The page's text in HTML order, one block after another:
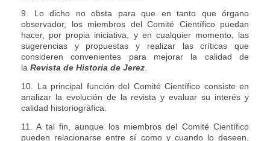
9. Lo dicho no obsta para que en tanto que órgano
observador, los miembros del Comité Científico puedan
hacer, por propia iniciativa, y en cualquier momento, las
sugerencias y propuestas y realizar las críticas que
consideren convenientes para mejorar la calidad de
la Revista de Historia de Jerez
10. La principal función del Comité Científico consiste en
analizar la evolución de la revista y evaluar su interés y
calidad historiográfica.
11. A tal fin, aunque los miembros del Comité Científico
pueden relacionarse entre sí como y cuando lo deseen,